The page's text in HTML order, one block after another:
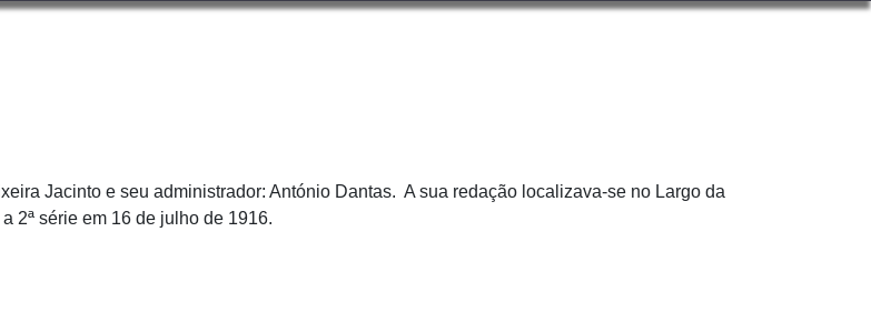
Jacinto e seu administrador: António Dantas. A sua redação localizava-se no Largo da
2ª série em 16 de julho de 1916.